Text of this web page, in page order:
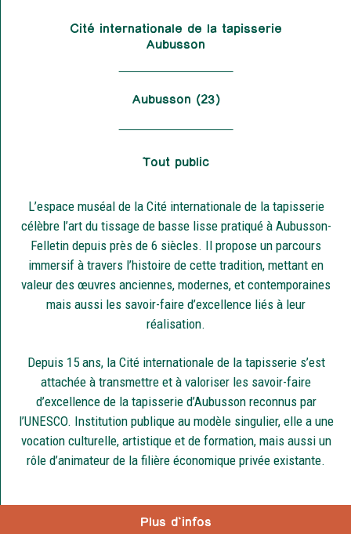
Plus d'infos
Cité internationale de la tapisserie
Aubusson
Aubusson (23)
Tout public
L’espace muséal de la Cité internationale de la tapisserie
célèbre l’art du tissage de basse lisse pratiqué à Aubusson-
Felletin depuis près de 6 siècles. Il propose un parcours
immersif à travers l’histoire de cette tradition, mettant en
valeur des œuvres anciennes, modernes, et contemporaines
mais aussi les savoir-faire d’excellence liés à leur
réalisation.
Depuis 15 ans, la Cité internationale de la tapisserie s’est
attachée à transmettre et à valoriser les savoir-faire
d’excellence de la tapisserie d’Aubusson reconnus par
l’UNESCO. Institution publique au modèle singulier, elle a une
vocation culturelle, artistique et de formation, mais aussi un
rôle d’animateur de la filière économique privée existante.